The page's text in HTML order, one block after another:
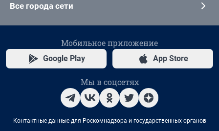
Все города сети
Мобильное приложение
Google Play App Store
Мы в соцсетях
Контактные данные для Роскомнадзора и государственных органов